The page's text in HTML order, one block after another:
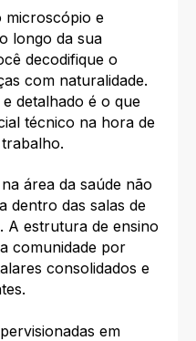
microscópio e
longo da sua
decodifique o
com naturalidade.
detalhado é o que
técnico na hora de
área da saúde não
dentro das salas de
A estrutura de ensino
comunidade por
consolidados e
em